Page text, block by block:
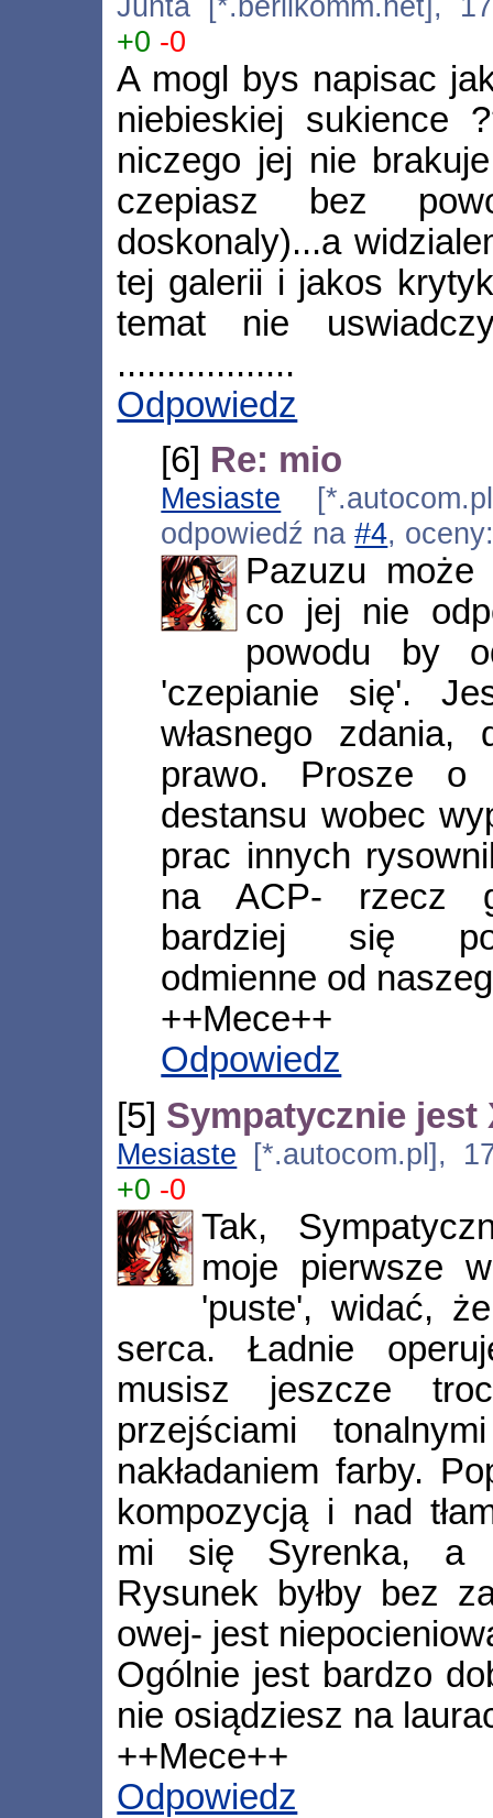
+0 -0
A mogl bys napisac
niebieskiej
niczego jej nie
czepiasz bez
doskonaly)...a
tej galerii i jakos
temat nie
..................
Odpowiedz
[6] Re: mio
Mesiaste
odpowiedź na#4,
Pazuzu może
co jej nie
powodu by
'czepianie się'.
własnego
prawo. Prosze o
destansu wobec
prac innych
na ACP- rzecz
bardziej się
odmienne od
++Mece++
Odpowiedz
[5] Sympatycznie jest
Mesiaste [*.autocom.pl],
+0 -0
Tak,
moje pierwsze
'puste', widać,
serca. Ładnie
musisz jeszcze
przejściami
nakładaniem farby.
kompozycją i nad
mi się Syrenka, a
Rysunek byłby bez
owej- jest
Ogólnie jest bardzo
nie osiądziesz na
++Mece++
Odpowiedz